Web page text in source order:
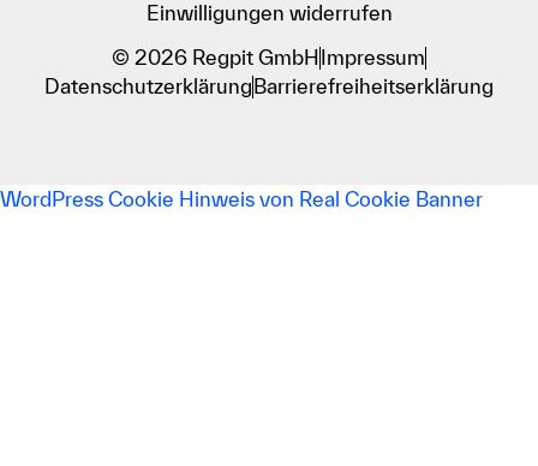
Einwilligungen widerrufen
© 2026 Regpit GmbH Impressum
Datenschutzerklärung Barrierefreiheitserklärung
WordPress Cookie Hinweis von Real Cookie Banner